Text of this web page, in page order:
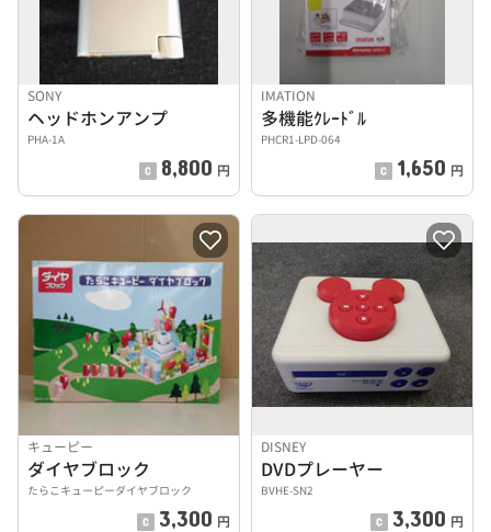
SONY
ヘッドホンアンプ
PHA-1A
8,800 円
IMATION
多機能ｸﾚｰﾄﾞﾙ
PHCR1-LPD-064
1,650 円
キューピー
ダイヤブロック
たらこキューピーダイヤブロック
3,300 円
DISNEY
DVDプレーヤー
BVHE-SN2
3,300 円